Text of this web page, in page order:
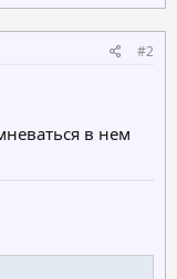
#2
в нем